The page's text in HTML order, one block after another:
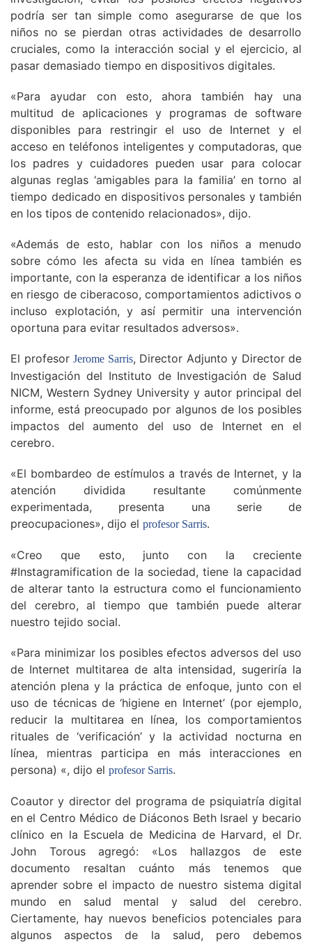
podría ser tan simple como asegurarse de que los
niños no se pierdan otras actividades de desarrollo
cruciales, como la interacción social y el ejercicio, al
pasar demasiado tiempo en dispositivos digitales.
«Para ayudar con esto, ahora también hay una
multitud de aplicaciones y programas de software
disponibles para restringir el uso de Internet y el
acceso en teléfonos inteligentes y computadoras, que
los padres y cuidadores pueden usar para colocar
algunas reglas ‘amigables para la familia’ en torno al
tiempo dedicado en dispositivos personales y también
en los tipos de contenido relacionados», dijo.
«Además de esto, hablar con los niños a menudo
sobre cómo les afecta su vida en línea también es
importante, con la esperanza de identificar a los niños
en riesgo de ciberacoso, comportamientos adictivos o
incluso explotación, y así permitir una intervención
oportuna para evitar resultados adversos».
El profesor Jerome Sarris, Director Adjunto y Director de
Investigación del Instituto de Investigación de Salud
NICM, Western Sydney University y autor principal del
informe, está preocupado por algunos de los posibles
impactos del aumento del uso de Internet en el
cerebro.
«El bombardeo de estímulos a través de Internet, y la
atención dividida resultante comúnmente
experimentada, presenta una serie de
preocupaciones», dijo el profesor Sarris.
«Creo que esto, junto con la creciente
#Instagramification de la sociedad, tiene la capacidad
de alterar tanto la estructura como el funcionamiento
del cerebro, al tiempo que también puede alterar
nuestro tejido social.
«Para minimizar los posibles efectos adversos del uso
de Internet multitarea de alta intensidad, sugeriría la
atención plena y la práctica de enfoque, junto con el
uso de técnicas de ‘higiene en Internet’ (por ejemplo,
reducir la multitarea en línea, los comportamientos
rituales de ‘verificación’ y la actividad nocturna en
línea, mientras participa en más interacciones en
persona) «, dijo el profesor Sarris.
Coautor y director del programa de psiquiatría digital
en el Centro Médico de Diáconos Beth Israel y becario
clínico en la Escuela de Medicina de Harvard, el Dr.
John Torous agregó: «Los hallazgos de este
documento resaltan cuánto más tenemos que
aprender sobre el impacto de nuestro sistema digital
mundo en salud mental y salud del cerebro.
Ciertamente, hay nuevos beneficios potenciales para
algunos aspectos de la salud, pero debemos